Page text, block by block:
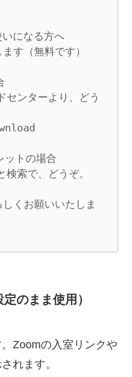
になる方へ
す（無料です）
センターより、どう
ットの場合
検索で、どうぞ。
くお願いいたしま
のまま使用）
Zoomの入室リンクや
れます。